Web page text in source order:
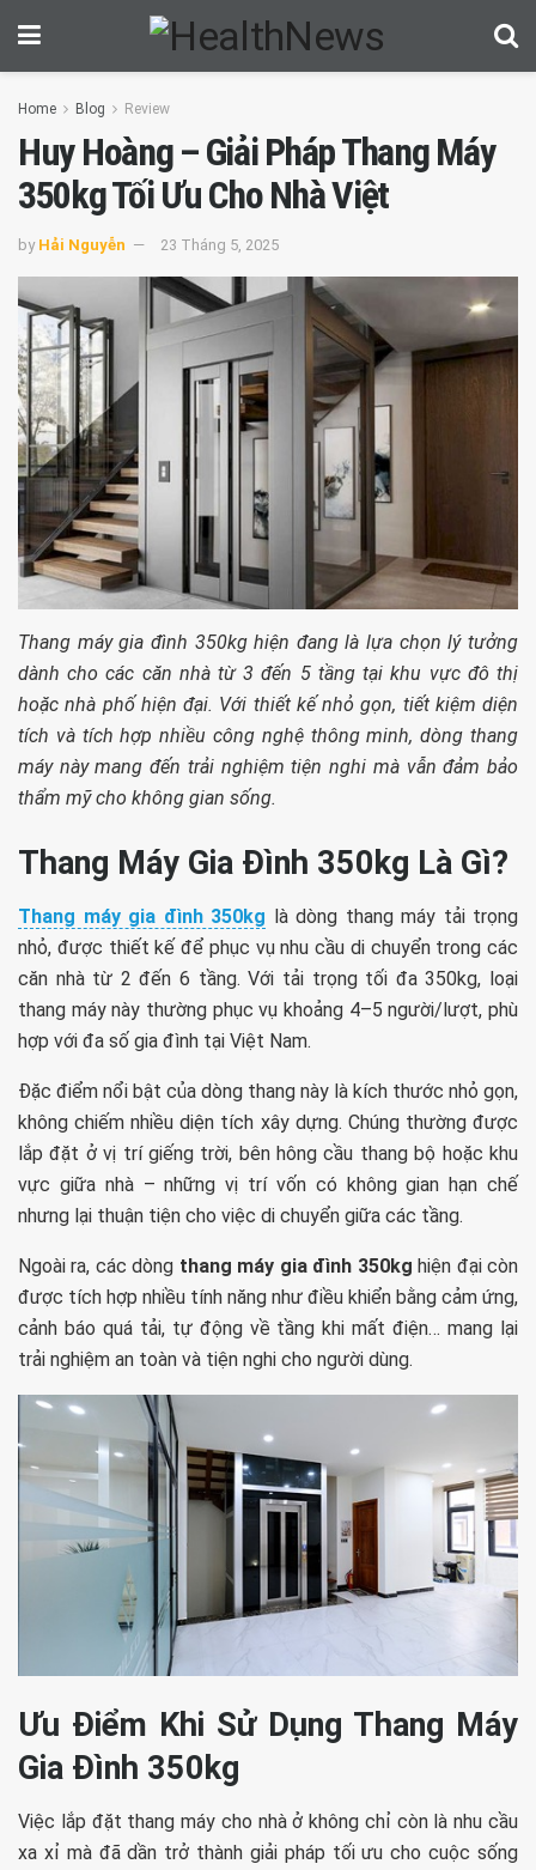
Home Blog Review
Huy Hoàng – Giải Pháp Thang Máy
350kg Tối Ưu Cho Nhà Việt
by Hải Nguyễn 23 Tháng 5, 2025
Thang máy gia đình 350kg hiện đang là lựa chọn lý tưởng
dành cho các căn nhà từ 3 đến 5 tầng tại khu vực đô thị
hoặc nhà phố hiện đại. Với thiết kế nhỏ gọn, tiết kiệm diện
tích và tích hợp nhiều công nghệ thông minh, dòng thang
máy này mang đến trải nghiệm tiện nghi mà vẫn đảm bảo
thẩm mỹ cho không gian sống.
Thang Máy Gia Đình 350kg Là Gì?
Thang máy gia đình 350kg là dòng thang máy tải trọng
nhỏ, được thiết kế để phục vụ nhu cầu di chuyển trong các
căn nhà từ 2 đến 6 tầng. Với tải trọng tối đa 350kg, loại
thang máy này thường phục vụ khoảng 4–5 người/lượt, phù
hợp với đa số gia đình tại Việt Nam.
Đặc điểm nổi bật của dòng thang này là kích thước nhỏ gọn,
không chiếm nhiều diện tích xây dựng. Chúng thường được
lắp đặt ở vị trí giếng trời, bên hông cầu thang bộ hoặc khu
vực giữa nhà – những vị trí vốn có không gian hạn chế
nhưng lại thuận tiện cho việc di chuyển giữa các tầng.
Ngoài ra, các dòng thang máy gia đình 350kg hiện đại còn
được tích hợp nhiều tính năng như điều khiển bằng cảm ứng,
cảnh báo quá tải, tự động về tầng khi mất điện… mang lại
trải nghiệm an toàn và tiện nghi cho người dùng.
Ưu Điểm Khi Sử Dụng Thang Máy
Gia Đình 350kg
Việc lắp đặt thang máy cho nhà ở không chỉ còn là nhu cầu
xa xỉ mà đã dần trở thành giải pháp tối ưu cho cuộc sống